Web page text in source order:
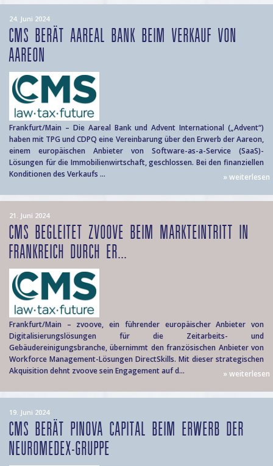
24. Juni 2024
CMS BERÄT AAREAL BANK BEIM VERKAUF VON
AAREON
Frankfurt/Main – Die Aareal Bank und Advent International („Advent“)
haben mit TPG und CDPQ eine Vereinbarung über den Erwerb der Aareon,
einem europäischen Anbieter von Software-as-a-Service (SaaS)-
Lösungen für die Immobilienwirtschaft, geschlossen. Bei den finanziellen
Konditionen des Verkaufs ...
» weiterlesen
21. Juni 2024
CMS BEGLEITET ZVOOVE BEIM MARKTEINTRITT IN
FRANKREICH DURCH ER...
Frankfurt/Main – zvoove, ein führender europäischer Anbieter von
Digitalisierungslösungen für die Zeitarbeits- und
Gebäudereinigungsbranche, übernimmt den französischen Anbieter von
Workforce Management-Lösungen DirectSkills. Mit dieser strategischen
Akquisition dehnt zvoove sein Engagement auf d...
» weiterlesen
19. Juni 2024
CMS BERÄT PINOVA CAPITAL BEIM ERWERB DER
NEUROMEDEX-GRUPPE